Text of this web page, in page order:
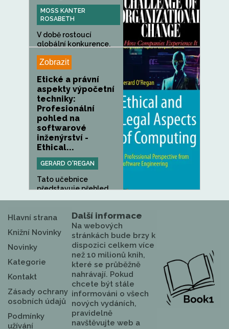
MOSS KANTER
ROSABETH
V době rostoucí
globální konkurence,
Zobrazit
Etické a právní
aspekty výpočetní
techniky:
Profesionální
pohled na
softwarové
inženýrství -
Ethical...
GERARD O'REGAN
Tato učebnice
představuje přehled
Hlavní strana
Knižní Novinky
Novinky
Kategorie
Kontakt
Zásady ochrany
osobních údajů
Podmínky
užívání
Další informace
Na webových
stránkách bude brzy k
dispozici celkem více
než 10 milionů knih,
které se průběžně
nahrávají. Pokud
chcete být stále
informováni o všech
nových vydáních,
pravidelně
navštěvujte web a